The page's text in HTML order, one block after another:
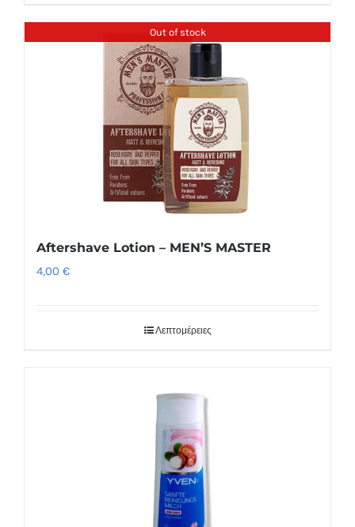
Out of stock
Aftershave Lotion – MEN’S MASTER
4,00 €
Λεπτομέρειες